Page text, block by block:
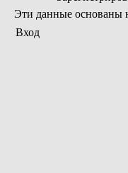
Эти данные основаны
Вход